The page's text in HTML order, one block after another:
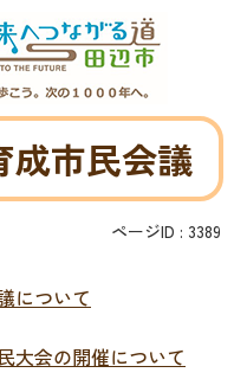
成市民会議
ページID : 3389
について
大会の開催について